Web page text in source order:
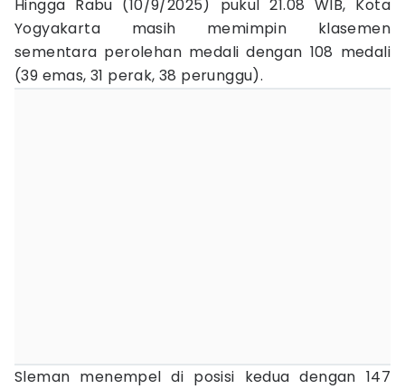
Hingga Rabu (10/9/2025) pukul 21.08 WIB, Kota
Yogyakarta masih memimpin klasemen
sementara perolehan medali dengan 108 medali
(39 emas, 31 perak, 38 perunggu).
Sleman menempel di posisi kedua dengan 147